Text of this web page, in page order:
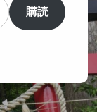
購読